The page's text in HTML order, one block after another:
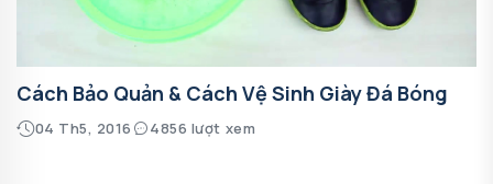
Cách Bảo Quản & Cách Vệ Sinh Giày Đá Bóng
04 Th5, 2016 4856 lượt xem